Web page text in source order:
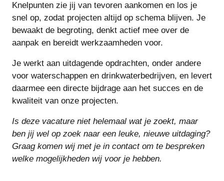
Knelpunten zie jij van tevoren aankomen en los je
snel op, zodat projecten altijd op schema blijven. Je
bewaakt de begroting, denkt actief mee over de
aanpak en bereidt werkzaamheden voor.
Je werkt aan uitdagende opdrachten, onder andere
voor waterschappen en drinkwaterbedrijven, en levert
daarmee een directe bijdrage aan het succes en de
kwaliteit van onze projecten.
Is deze vacature niet helemaal wat je zoekt, maar
ben jij wel op zoek naar een leuke, nieuwe uitdaging?
Graag komen wij met je in contact om te bespreken
welke mogelijkheden wij voor je hebben.